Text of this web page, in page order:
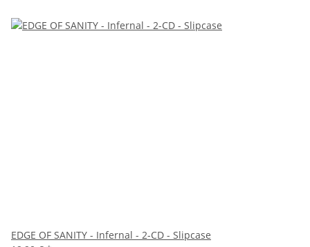
EDGE OF SANITY - Infernal - 2-CD - Slipcase